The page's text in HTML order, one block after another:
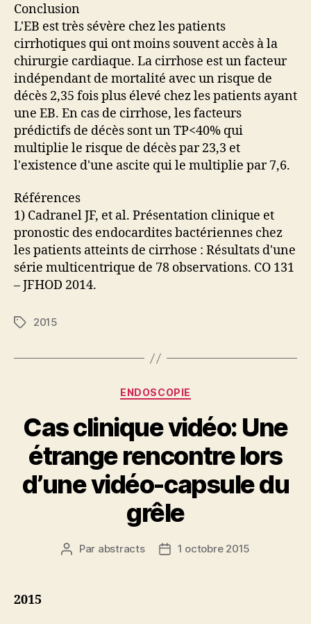
Conclusion
L'EB est très sévère chez les patients
cirrhotiques qui ont moins souvent accès à la
chirurgie cardiaque. La cirrhose est un facteur
indépendant de mortalité avec un risque de
décès 2,35 fois plus élevé chez les patients ayant
une EB. En cas de cirrhose, les facteurs
prédictifs de décès sont un TP<40% qui
multiplie le risque de décès par 23,3 et
l'existence d'une ascite qui le multiplie par 7,6.
Références
1) Cadranel JF, et al. Présentation clinique et
pronostic des endocardites bactériennes chez
les patients atteints de cirrhose : Résultats d'une
série multicentrique de 78 observations. CO 131
– JFHOD 2014.
Étiquettes
2015
Catégories
ENDOSCOPIE
Cas clinique vidéo: Une
étrange rencontre lors
d’une vidéo-capsule du
grêle
Auteur
Par abstracts
Date1 octobre 2015
2015